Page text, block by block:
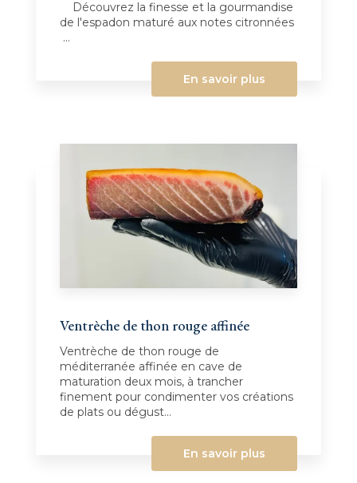
Découvrez la finesse et la gourmandise
de l'espadon maturé aux notes citronnées
...
En savoir plus
Ventrèche de thon rouge affinée
Ventrèche de thon rouge de
méditerranée affinée en cave de
maturation deux mois, à trancher
finement pour condimenter vos créations
de plats ou dégust...
En savoir plus